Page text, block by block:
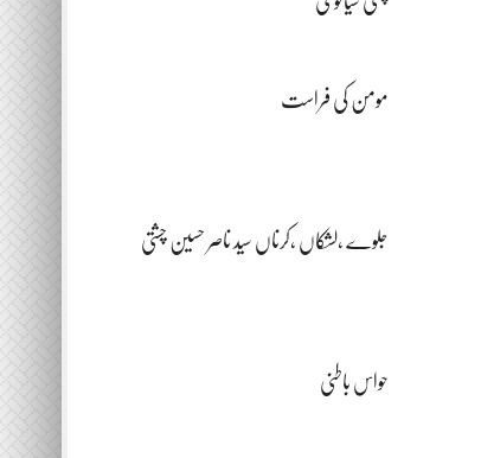
مومن کی فراست
جلوے ،لشکاں ،کرناں سید ناصر حسین چشتی
حواس باطنی